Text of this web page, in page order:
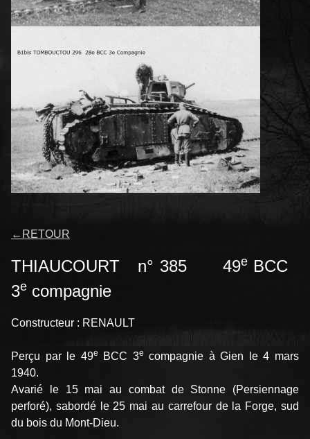
← RETOUR
THIAUCOURT n° 385 49eBCC
3e compagnie
Constructeur : RENAULT
Perçu par le 49e BCC 3e compagnie à Gien le 4 mars
1940.
Avarié le 15 mai au combat de Stonne (Persiennage
perforé), sabordé le 25 mai au carrefour de la Forge, sud
du bois du Mont-Dieu.